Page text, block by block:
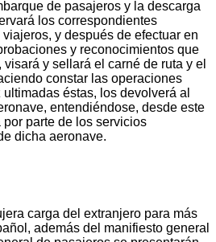
de pasajeros y la descarga
los correspondientes
y después de efectuar en
y reconocimientos que
y sellará el carné de ruta y el
constar las operaciones
éstas, los devolverá al
entendiéndose, desde este
parte de los servicios
dicha aeronave.
carga del extranjero para más
además del manifiesto general